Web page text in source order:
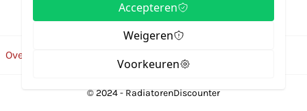
Over ons
© 2024 - RadiatorenDiscounter
Accepteren
Weigeren
Voorkeuren